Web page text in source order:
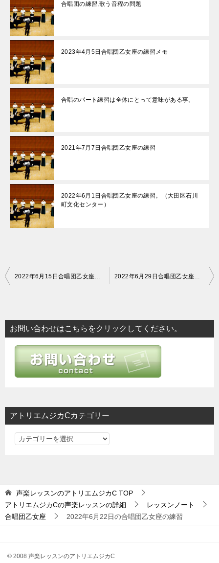
合唱団の練習,歌う音程の問題
2023年4月5日合唱団乙女座の練習メモ
合唱のパート練習は全体にとって意味がある事。
2021年7月7日合唱団乙女座の練習
2022年6月1日合唱団乙女座の練習。（大田区石川
町文化センター）
投
ビ
ゲ
2022年6月15日合唱団乙女座の練習-大田区石川町文化センターにて 2022年6月29日合唱団乙女座の練習-大田区石川町文化センター
お問い合わせはこちらをクリックしてください。
アトリエムジカCカテゴリー
ア
ジ
ゴ
声楽レッスンのアトリエムジカC TOP
アトリエムジカCの声楽レッスンの詳細
レッスンノート
合唱団乙女座
2022年6月22日の合唱団乙女座の練習
© 2008 声楽レッスンのアトリエムジカC